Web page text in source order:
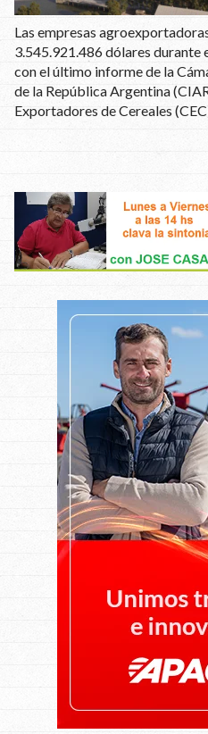
Las empresas
3.545.921.486 dólares durante
con el último informe de la
de la República Argentina
Exportadores de Cereales